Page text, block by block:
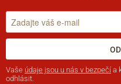
Vaše údaje jsou u nás v bezpečí a
odhlásit.